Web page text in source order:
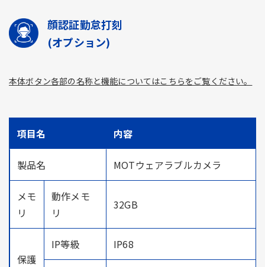
顔認証勤怠打刻
(オプション)
本体ボタン各部の名称と機能についてはこちらをご覧ください。
項目名 内容
製品名 MOTウェアラブルカメラ
メモ
リ
動作メモ
リ
32GB
保護
IP等級 IP68